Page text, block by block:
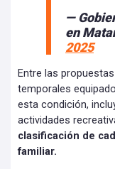
—
en
2025
Entre las
temporales
esta condición,
actividades
clasificación de
familiar.